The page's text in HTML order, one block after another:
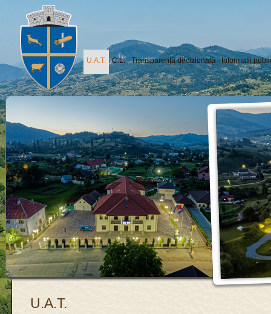
U.A.T. C.L. Transparență decizională Informatii
U.A.T.